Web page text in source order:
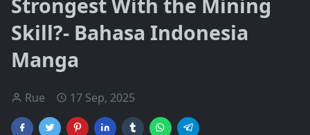
Skill?- Bahasa Indonesia
Manga
Rue 17 Sep, 2025